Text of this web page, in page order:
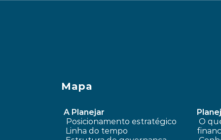
A Planejar
Posicionamento estratégico
Linha do tempo
Mapa